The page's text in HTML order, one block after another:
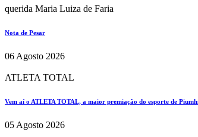
querida Maria Luiza de Faria
Nota de Pesar
06 Agosto 2026
ATLETA TOTAL
Vem aí o ATLETA TOTAL, a maior premiação do esporte de
05 Agosto 2026